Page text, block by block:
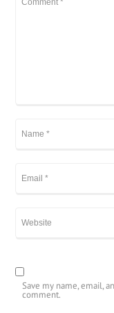
Save my name, email,
comment.